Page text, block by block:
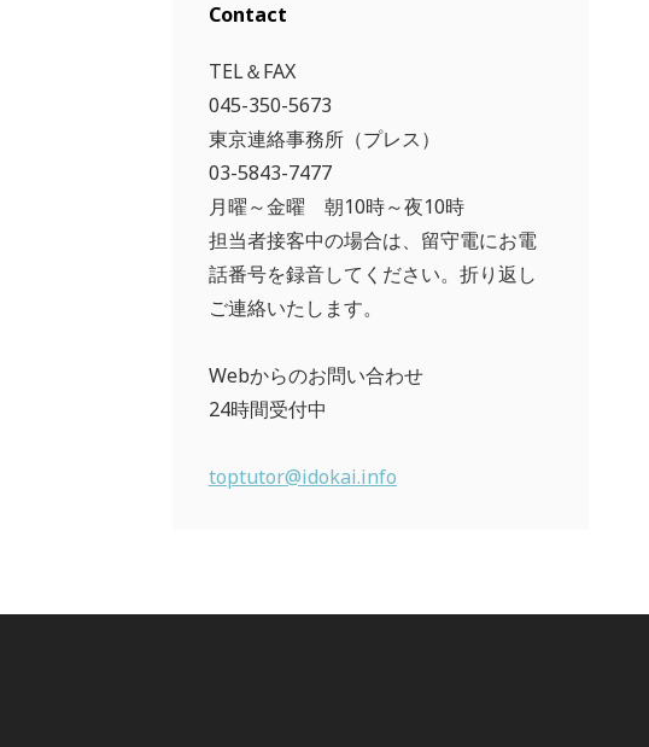
Contact
TEL＆FAX
045-350-5673
東京連絡事務所（プレス）
03-5843-7477
月曜～金曜 朝10時～夜10時
担当者接客中の場合は、留守電にお電
話番号を録音してください。折り返し
ご連絡いたします。
Webからのお問い合わせ
24時間受付中
toptutor@idokai.info